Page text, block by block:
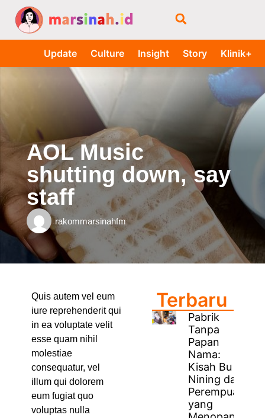
Update Culture Insight Story Klinik+
AOL Music
shutting down, say
staff
rakommarsinahfm
Quis autem vel eum
iure reprehenderit qui
in ea voluptate velit
esse quam nihil
molestiae
consequatur, vel
illum qui dolorem
eum fugiat quo
voluptas nulla
Terbaru
Pabrik
Tanpa
Papan
Nama:
Kisah Bu
Nining dan
Perempuan
yang